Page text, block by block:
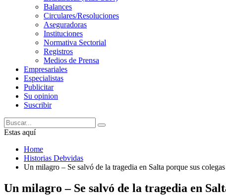
Balances
Circulares/Resoluciones
Aseguradoras
Instituciones
Normativa Sectorial
Registros
Medios de Prensa
Empresariales
Especialistas
Publicitar
Su opinion
Suscribir
Estas aquí
Home
Historias Debvidas
Un milagro – Se salvó de la tragedia en Salta porque sus
Un milagro – Se salvó de la tragedia en